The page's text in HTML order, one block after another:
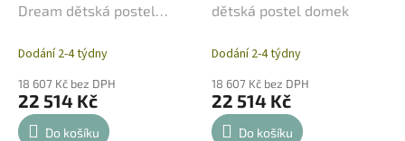
Dream dětská postel
Dodání 2-4 týdny
18 607 Kč bez DPH
22 514 Kč
Do košíku
dětská postel domek
Dodání 2-4 týdny
18 607 Kč bez DPH
22 514 Kč
Do košíku